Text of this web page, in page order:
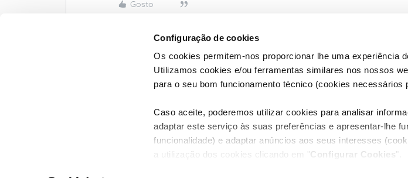
Configuração de cookies
Os cookies permitem-nos proporcionar lhe uma experiência
Utilizamos cookies e/ou ferramentas similares nos nossos
para o seu bom funcionamento técnico (cookies necessários
Caso aceite, poderemos utilizar cookies para analisar
adaptar este serviço às suas preferências e apresentar-lhe
funcionalidade) e adaptar anúncios aos seus interesses
a utilização dos cookies clicando em " Configurar Cookies ".
Gosto
Condições do Fórum NOS